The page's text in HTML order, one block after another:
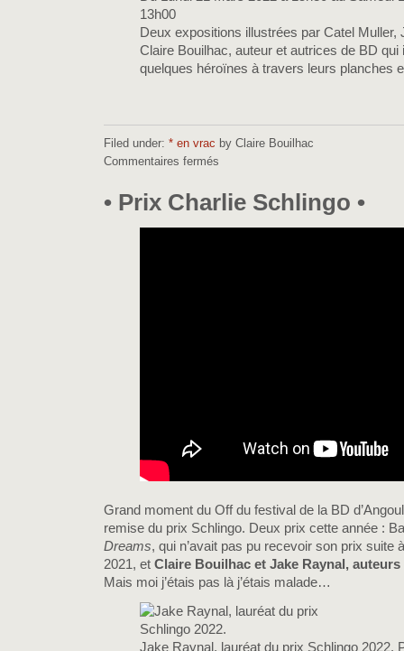
13h00
Deux expositions illustrées par Catel Muller,
Claire Bouilhac, auteur et autrices de BD qui
quelques héroïnes à travers leurs planches
Filed under: * en vrac by Claire Bouilhac
Commentaires fermés
Journée
Bulles
• Prix Charlie Schlingo •
Grand moment du Off du festival de la BD
remise du prix Schlingo. Deux prix cette année :
Dreams, qui n’avait pas pu recevoir son prix suite
2021, et Claire Bouilhac et Jake Raynal,
Mais moi j’étais pas là j’étais malade…
Jake Raynal, lauréat du prix Schlingo 2022.